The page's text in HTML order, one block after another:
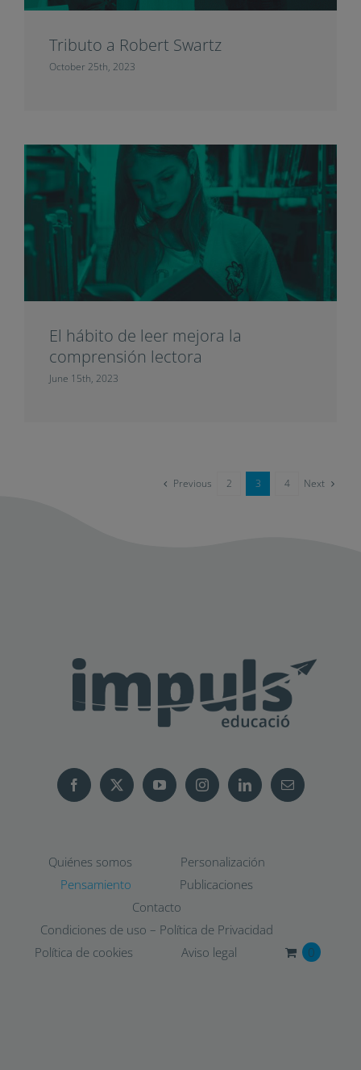
Tributo a Robert Swartz
October 25th, 2023
El hábito de leer mejora la
comprensión lectora
June 15th, 2023
Previous 2 3 4 Next
Quiénes somos
Personalización
Pensamiento
Publicaciones
Contacto
Condiciones de uso – Política de Privacidad
Política de cookies
Aviso legal 0